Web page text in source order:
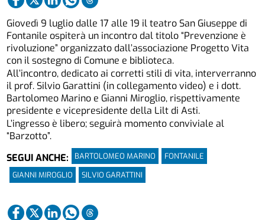
Giovedì 9 luglio dalle 17 alle 19 il teatro San Giuseppe di
Fontanile ospiterà un incontro dal titolo “Prevenzione è
rivoluzione” organizzato dall’associazione Progetto Vita
con il sostegno di Comune e biblioteca.
All’incontro, dedicato ai corretti stili di vita, interverranno
il prof. Silvio Garattini (in collegamento video) e i dott.
Bartolomeo Marino e Gianni Miroglio, rispettivamente
presidente e vicepresidente della Lilt di Asti.
L’ingresso è libero; seguirà momento conviviale al
“Barzotto”.
SEGUI ANCHE:
BARTOLOMEO MARINO
FONTANILE
GIANNI MIROGLIO
SILVIO GARATTINI